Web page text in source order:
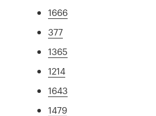
1666
377
1365
1214
1643
1479